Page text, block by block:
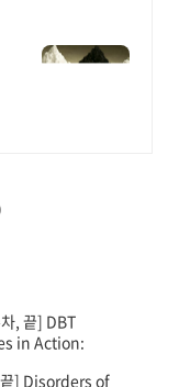
, 끝] DBT
in Action:
] Disorders of